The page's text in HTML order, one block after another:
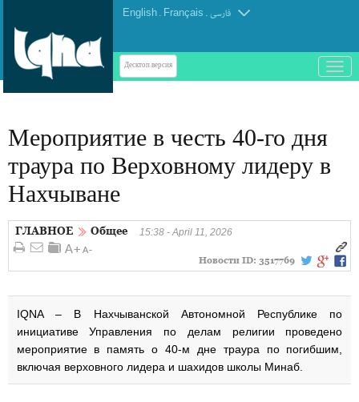
English . Français . فارسی
Десктоп-версия
باز
و
Мероприятие в честь 40-го дня
траура по Верховному лидеру в
Нахчыване
ГЛАВНОЕ Общее 15:38 - April 11, 2026
Новости ID: 3517769
IQNA – В Нахчыванской Автономной Республике по
инициативе Управления по делам религии проведено
мероприятие в память о 40-м дне траура по погибшим,
включая верховного лидера и шахидов школы Минаб.